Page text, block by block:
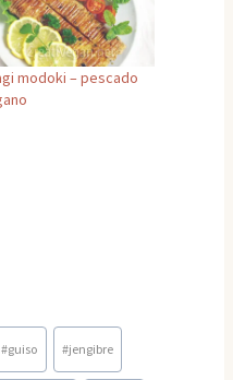
modoki – pescado
#guiso #jengibre